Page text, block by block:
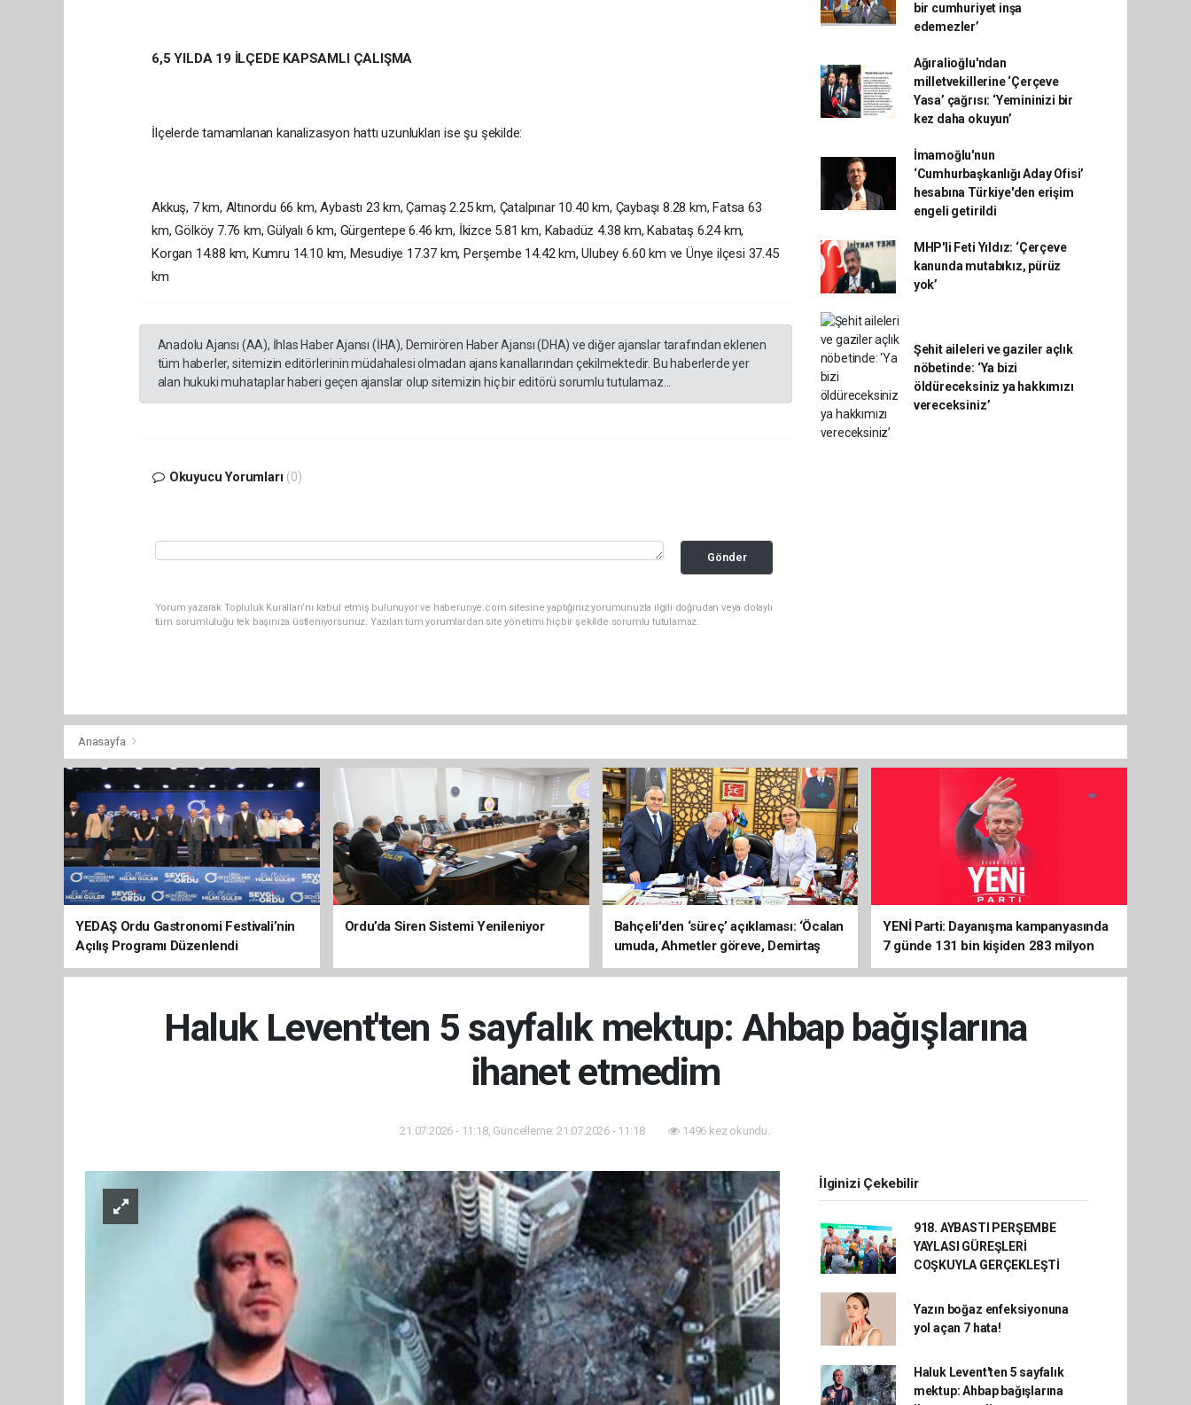
6,5 YILDA 19 İLÇEDE KAPSAMLI ÇALIŞMA
İlçelerde tamamlanan kanalizasyon hattı uzunlukları ise şu şekilde:
Akkuş, 7 km, Altınordu 66 km, Aybastı 23 km, Çamaş 2.25 km, Çatalpınar 10.40 km, Çaybaşı 8.28 km, Fatsa 63
km, Gölköy 7.76 km, Gülyalı 6 km, Gürgentepe 6.46 km, İkizce 5.81 km, Kabadüz 4.38 km, Kabataş 6.24 km,
Korgan 14.88 km, Kumru 14.10 km, Mesudiye 17.37 km, Perşembe 14.42 km, Ulubey 6.60 km ve Ünye ilçesi 37.45
km
Anadolu Ajansı (AA), İhlas Haber Ajansı (İHA), Demirören Haber Ajansı (DHA) ve diğer ajanslar tarafından eklenen
tüm haberler, sitemizin editörlerinin müdahalesi olmadan ajans kanallarından çekilmektedir. Bu haberlerde yer
alan hukuki muhataplar haberi geçen ajanslar olup sitemizin hiç bir editörü sorumlu tutulamaz...
Okuyucu Yorumları (0)
Gönder
Yorum yazarak Topluluk Kuralları’nı kabul etmiş bulunuyor ve haberunye.com sitesine yaptığınız yorumunuzla ilgili doğrudan veya dolaylı
tüm sorumluluğu tek başınıza üstleniyorsunuz. Yazılan tüm yorumlardan site yönetimi hiçbir şekilde sorumlu tutulamaz.
bir cumhuriyet inşa
edemezler’
Ağıralioğlu'ndan
milletvekillerine ‘Çerçeve
Yasa’ çağrısı: ‘Yemininizi bir
kez daha okuyun’
İmamoğlu'nun
‘Cumhurbaşkanlığı Aday Ofisi’
hesabına Türkiye'den erişim
engeli getirildi
MHP'li Feti Yıldız: ‘Çerçeve
kanunda mutabıkız, pürüz
yok’
Şehit aileleri ve gaziler açlık
nöbetinde: ‘Ya bizi
öldüreceksiniz ya hakkımızı
vereceksiniz’
Anasayfa
YEDAŞ Ordu Gastronomi Festivali’nin
Açılış Programı Düzenlendi
Ordu’da Siren Sistemi Yenileniyor
Bahçeli'den ‘süreç’ açıklaması: ‘Öcalan
umuda, Ahmetler göreve, Demirtaş
evine dönmeli’
YENİ Parti: Dayanışma kampanyasında
7 günde 131 bin kişiden 283 milyon
liralık destek
Haluk Levent'ten 5 sayfalık mektup: Ahbap bağışlarına
ihanet etmedim
21.07.2026 - 11:18, Güncelleme: 21.07.2026 - 11:18 1496 kez okundu.
İlginizi Çekebilir
918. AYBASTI PERŞEMBE
YAYLASI GÜREŞLERİ
COŞKUYLA GERÇEKLEŞTİ
Yazın boğaz enfeksiyonuna
yol açan 7 hata!
Haluk Levent'ten 5 sayfalık
mektup: Ahbap bağışlarına